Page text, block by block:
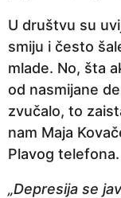
d
i
n
e
p
r
i
U društvu su
smiju i često
mlade. No, šta
od nasmijane
zvučalo, to
nam Maja
Plavog telefona.
„Depresija se